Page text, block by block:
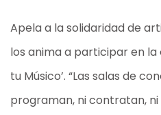
Apela a la solidaridad de
los anima a participar en
tu Músico’. “Las salas de
programan, ni contratan,